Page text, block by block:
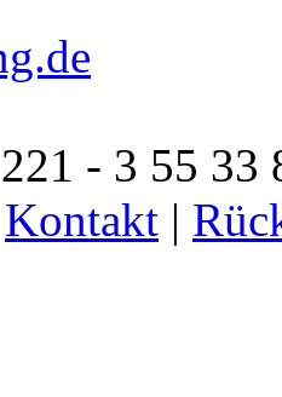
- 3 55 33
Kontakt |